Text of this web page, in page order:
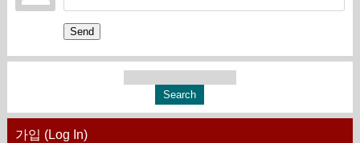
Send
가입 (Log In)